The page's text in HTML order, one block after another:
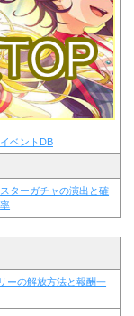
ベントDB
スターガチャの演出と確
率
ーの解放方法と報酬一